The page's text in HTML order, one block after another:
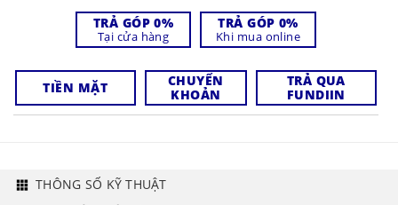
TRẢ GÓP 0%
Tại cửa hàng
TRẢ GÓP 0%
Khi mua online
TIỀN MẶT
CHUYỂN
KHOẢN
TRẢ QUA
FUNDIIN
THÔNG SỐ KỸ THUẬT